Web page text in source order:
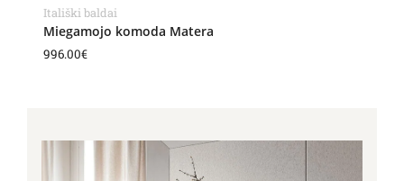
Itališki baldai
Miegamojo komoda Matera
996.00€